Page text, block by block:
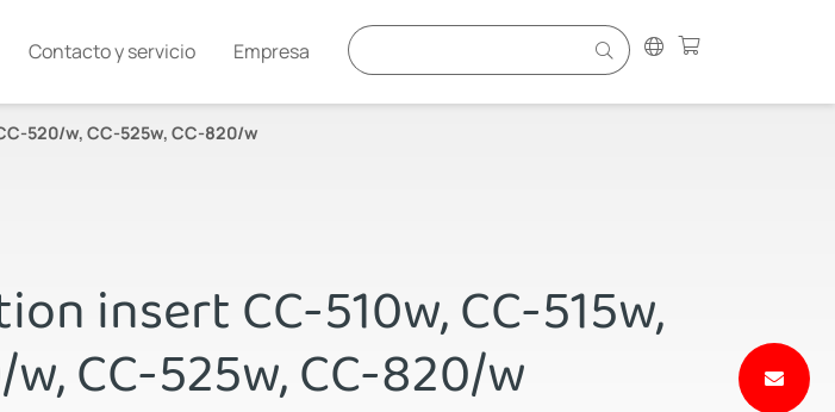
Contacto y servicio Empresa
520/w, CC-525w, CC-820/w
insert CC-510w, CC-515w,
CC-525w, CC-820/w